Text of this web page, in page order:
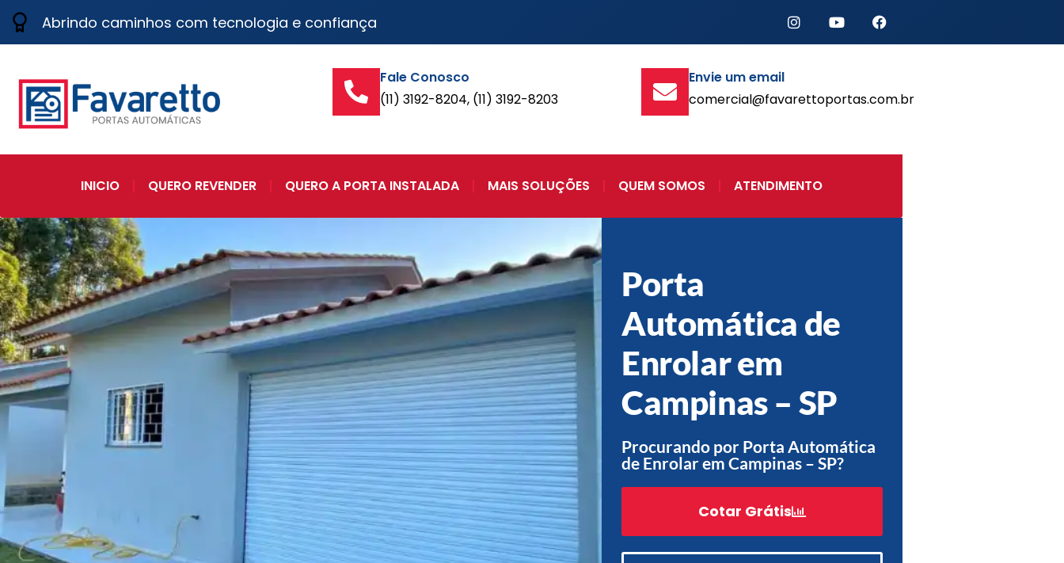
Abrindo caminhos com tecnologia e confiança
Fale Conosco
(11) 3192-8204, (11) 3192-8203
Envie um email
comercial@favarettoportas.com.br
INICIO QUERO REVENDER QUERO A PORTA INSTALADA MAIS SOLUÇÕES QUEM SOMOS ATENDIMENTO
Porta
Automática de
Enrolar em
Campinas – SP
Procurando por Porta Automática
de Enrolar em Campinas – SP?
Cotar Grátis